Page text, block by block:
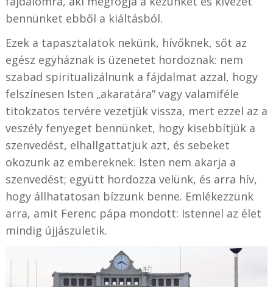
bennünket ebből a kiáltásból.
Ezek a tapasztalatok nekünk, hívőknek, sőt az
egész egyháznak is üzenetet hordoznak: nem
szabad spiritualizálnunk a fájdalmat azzal, hogy
felszínesen Isten „akaratára” vagy valamiféle
titokzatos tervére vezetjük vissza, mert ezzel az a
veszély fenyeget bennünket, hogy kisebbítjük a
szenvedést, elhallgattatjuk azt, és sebeket
okozunk az embereknek. Isten nem akarja a
szenvedést; együtt hordozza velünk, és arra hív,
hogy állhatatosan bízzunk benne. Emlékezzünk
arra, amit Ferenc pápa mondott: Istennel az élet
mindig újjászületik.